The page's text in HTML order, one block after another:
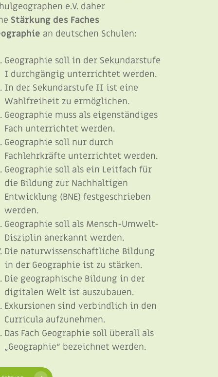
e.V. daher
Stärkung des Faches
an deutschen Schulen:
Geographie soll in der Sekundarstufe
I durchgängig unterrichtet werden.
In der Sekundarstufe II ist eine
Wahlfreiheit zu ermöglichen.
Geographie muss als eigenständiges
Fach unterrichtet werden.
Geographie soll nur durch
Fachlehrkräfte unterrichtet werden.
Geographie soll als ein Leitfach für
die Bildung zur Nachhaltigen
Entwicklung (BNE) festgeschrieben
werden.
Geographie soll als Mensch-Umwelt-
Disziplin anerkannt werden.
Die naturwissenschaftliche Bildung
in der Geographie ist zu stärken.
Die geographische Bildung in der
digitalen Welt ist auszubauen.
Exkursionen sind verbindlich in den
Curricula aufzunehmen.
Das Fach Geographie soll überall als
„Geographie“ bezeichnet werden.